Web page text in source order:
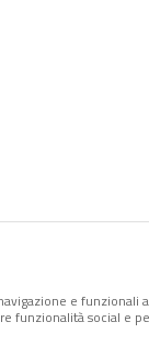
e
funzionalità social e